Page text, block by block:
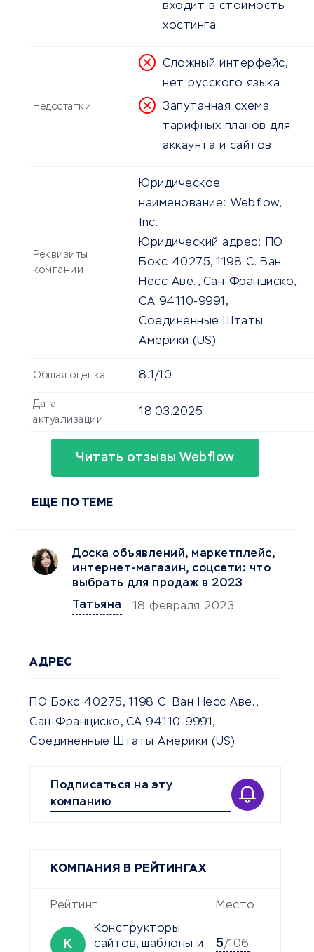
входит в стоимость
хостинга
Недостатки
Сложный интерфейс,
нет русского языка
Запутанная схема
тарифных планов для
аккаунта и сайтов
Реквизиты
компании
Юридическое
наименование: Webflow,
Inc.
Юридический адрес: ПО
Бокс 40275, 1198 С. Ван
Несс Аве., Сан-Франциско,
СА 94110-9991,
Соединенные Штаты
Америки (US)
Общая оценка 8.1/10
Дата
актуализации
18.03.2025
Читать отзывы Webflow
ЕЩЕ ПО ТЕМЕ
Доска объявлений, маркетплейс,
интернет-магазин, соцсети: что
выбрать для продаж в 2023
Татьяна
18 февраля 2023
АДРЕС
ПО Бокс 40275, 1198 С. Ван Несс Аве.,
Сан-Франциско, СА 94110-9991,
Соединенные Штаты Америки (US)
Подписаться на эту
компанию
КОМПАНИЯ В РЕЙТИНГАХ
Рейтинг Место
К
Конструкторы
сайтов, шаблоны и
5/106